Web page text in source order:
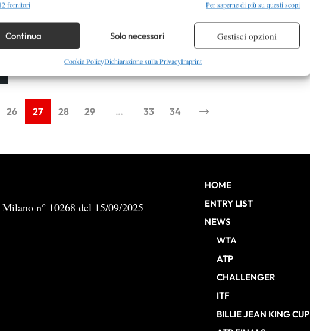
i dispositivi in base alle informazioni trasmesse automaticamente.
la sicurezza, prevenire e rilevare frodi, correggere errori,
e presentare pubblicità e contenuto, Salvare e comunicare le
Sempre attivo
fornitori Per saperne di più su questi scopi
Continua Solo necessari Gestisci opzioni
Cookie PolicyDichiarazione sulla PrivacyImprint
vittoria
Il montepremi totale e il prize money del Six Kings Slam 2025, torneo esibizione…
Alessio Vinciguerra
26 27 28 29 … 33 34
n° 10268 del 15/09/2025
HOME
ENTRY LIST
NEWS
WTA
ATP
CHALLENGER
ITF
BILLIE JEAN KING CUP